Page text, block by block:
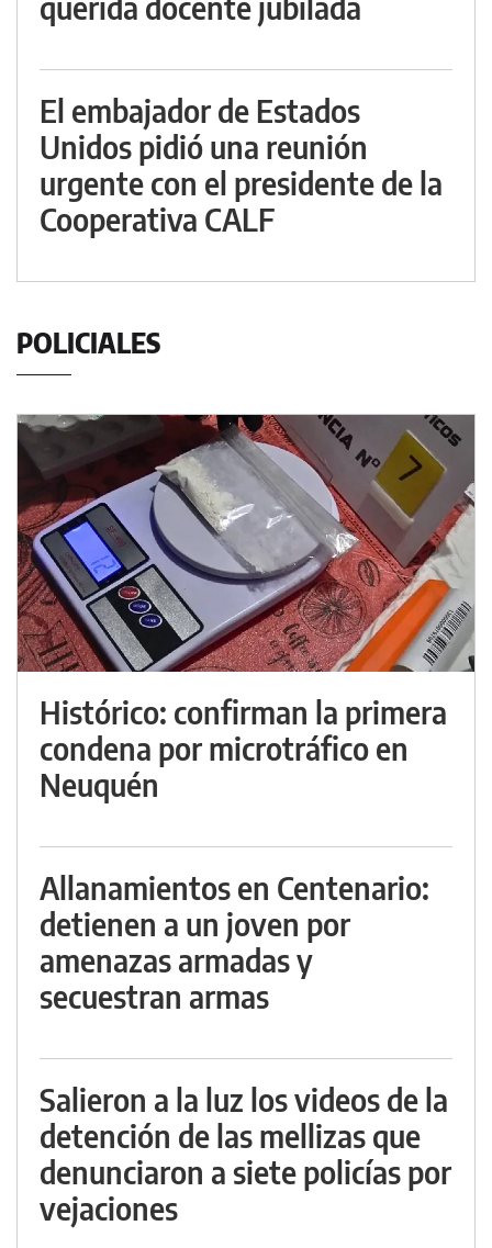
El embajador de Estados
Unidos pidió una reunión
urgente con el presidente de la
Cooperativa CALF
POLICIALES
Histórico: confirman la primera
condena por microtráfico en
Neuquén
Allanamientos en Centenario:
detienen a un joven por
amenazas armadas y
secuestran armas
Salieron a la luz los videos de la
detención de las mellizas que
denunciaron a siete policías por
vejaciones